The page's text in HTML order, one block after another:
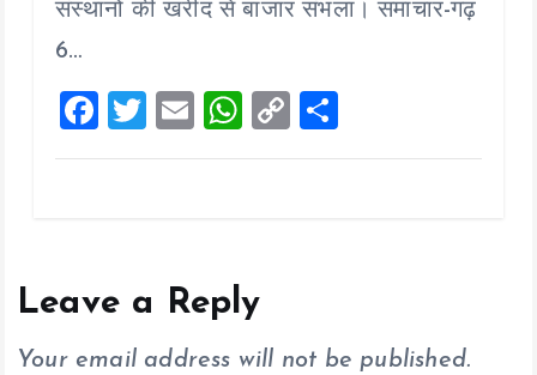
o
p
n
संस्थानों की खरीद से बाजार संभला। समाचार-गढ़
6…
F
a
o
T
wi
E
m
W
h
p
p
C
o
h
Leave a Reply
Your email address will not be published.